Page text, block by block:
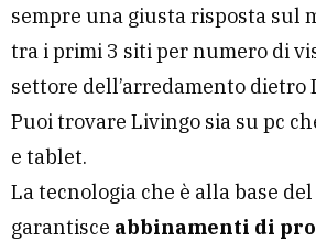
sempre una giusta risposta sul
tra i primi 3 siti per numero di
settore dell’arredamento dietro
Puoi trovare Livingo sia su pc
e tablet.
La tecnologia che è alla base
garantisce abbinamenti di